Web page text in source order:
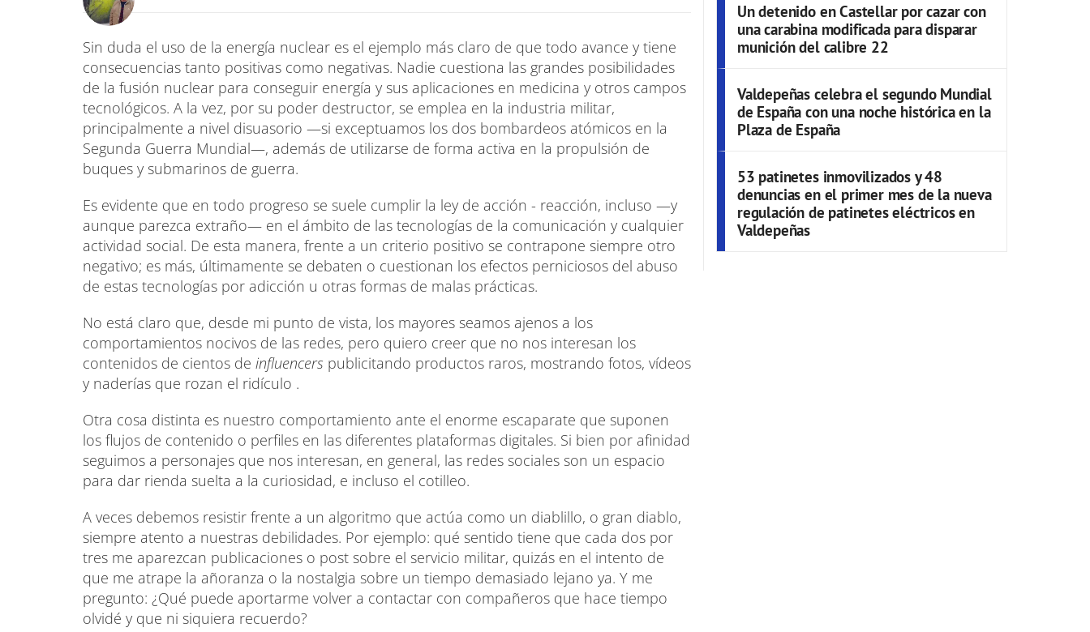
Sin duda el uso de la energía nuclear es el ejemplo más claro de que todo avance y tiene
consecuencias tanto positivas como negativas. Nadie cuestiona las grandes posibilidades
de la fusión nuclear para conseguir energía y sus aplicaciones en medicina y otros campos
tecnológicos. A la vez, por su poder destructor, se emplea en la industria militar,
principalmente a nivel disuasorio —si exceptuamos los dos bombardeos atómicos en la
Segunda Guerra Mundial—, además de utilizarse de forma activa en la propulsión de
buques y submarinos de guerra.
Es evidente que en todo progreso se suele cumplir la ley de acción - reacción, incluso —y
aunque parezca extraño— en el ámbito de las tecnologías de la comunicación y cualquier
actividad social. De esta manera, frente a un criterio positivo se contrapone siempre otro
negativo; es más, últimamente se debaten o cuestionan los efectos perniciosos del abuso
de estas tecnologías por adicción u otras formas de malas prácticas.
No está claro que, desde mi punto de vista, los mayores seamos ajenos a los
comportamientos nocivos de las redes, pero quiero creer que no nos interesan los
contenidos de cientos de influencers publicitando productos raros, mostrando fotos, vídeos
y naderías que rozan el ridículo .
Otra cosa distinta es nuestro comportamiento ante el enorme escaparate que suponen
los flujos de contenido o perfiles en las diferentes plataformas digitales. Si bien por afinidad
seguimos a personajes que nos interesan, en general, las redes sociales son un espacio
para dar rienda suelta a la curiosidad, e incluso el cotilleo.
A veces debemos resistir frente a un algoritmo que actúa como un diablillo, o gran diablo,
siempre atento a nuestras debilidades. Por ejemplo: qué sentido tiene que cada dos por
tres me aparezcan publicaciones o post sobre el servicio militar, quizás en el intento de
que me atrape la añoranza o la nostalgia sobre un tiempo demasiado lejano ya. Y me
pregunto: ¿Qué puede aportarme volver a contactar con compañeros que hace tiempo
olvidé y que ni siquiera recuerdo?
Un detenido en Castellar por cazar con
una carabina modificada para disparar
munición del calibre 22
Valdepeñas celebra el segundo Mundial
de España con una noche histórica en la
Plaza de España
53 patinetes inmovilizados y 48
denuncias en el primer mes de la nueva
regulación de patinetes eléctricos en
Valdepeñas